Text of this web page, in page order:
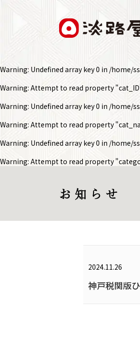
Warning: Undefined array key 0 in /home/
Warning: Attempt to read property
Warning: Undefined array key 0 in /home/
Warning: Attempt to read property
Warning: Undefined array key 0 in /home/
Warning: Attempt to read property
お 知 ら せ
2024.11.26
神戸税関版